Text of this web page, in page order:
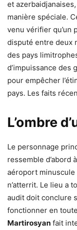
et
manière spéciale.
venu vérifier
disputé entre deux
des pays
d’impuissance des
pour empêcher
pays. Les faits
L’ombre
Le personnage
ressemble d’abord
aéroport minuscule
n’atterrit. Le lieu a
audit doit conclure
fonctionner en
Martirosyan fait